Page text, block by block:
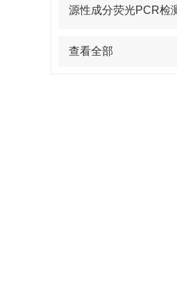
源性成分荧光PCR检
查看全部